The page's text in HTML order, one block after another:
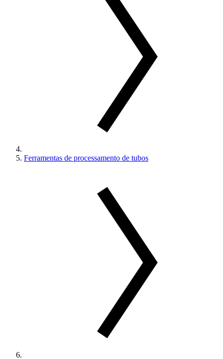
Ferramentas de processamento de tubos